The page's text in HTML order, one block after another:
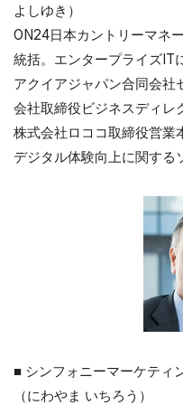
よしゆき）
ON24日本カントリーマネ
統括。エンタープライズIT
アクイアジャパン合同会社
会社取締役ビジネスディレ
株式会社ロココ取締役営業
デジタル体験向上に関する
■ シンフォニーマーケティ
（にわやま いちろう）